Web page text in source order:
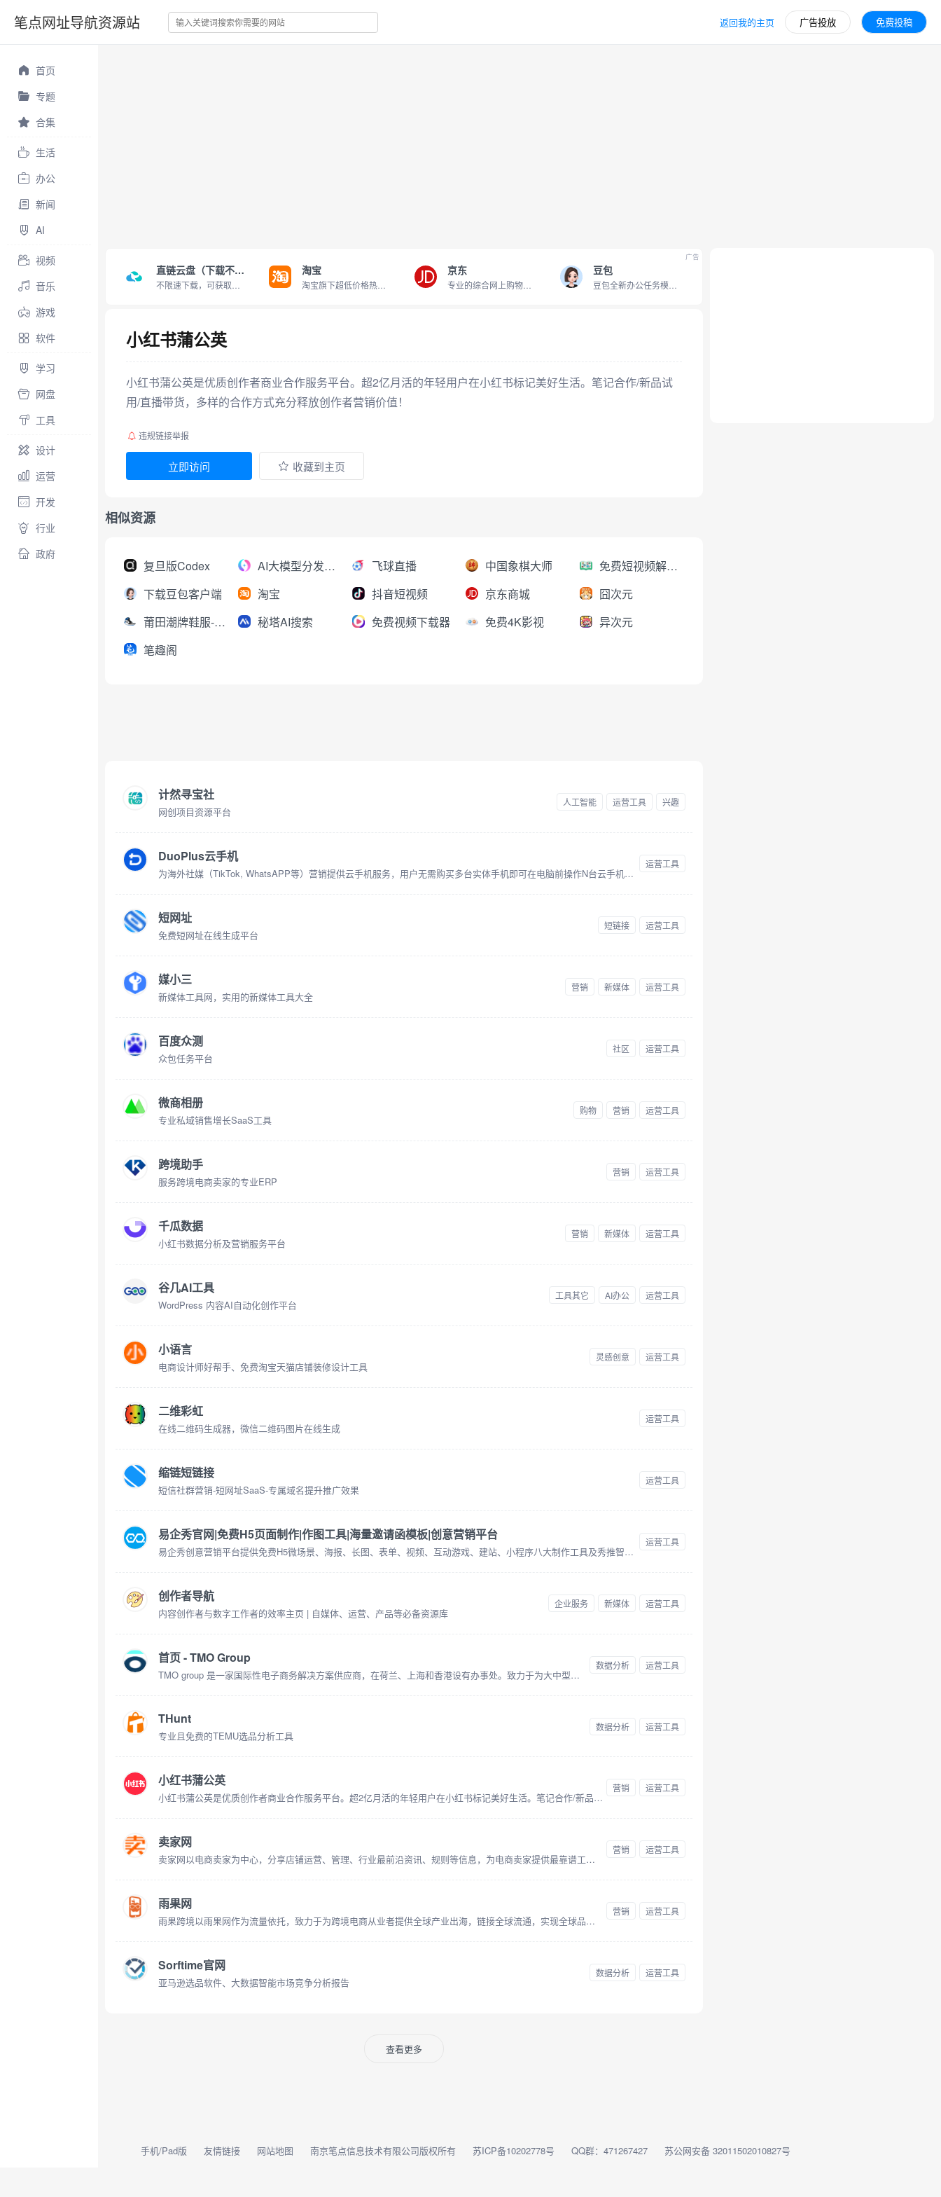
笔点网址导航资源站 返回我的主页 广告投放 免费投稿
首页
专题
合集
生活
办公
新闻
AI
视频
音乐
游戏
软件
学习
网盘
工具
设计
运营
开发
行业
政府
直链云盘（下载不限速） 淘宝 京东 豆包
广告
小红书蒲公英
小红书蒲公英是优质创作者商业合作服务平台。超2亿月活的年轻用户在小红书标记美好生活。笔记合作/新品试
用/直播带货，多样的合作方式充分释放创作者营销价值！
违规链接举报
立即访问 收藏到主页
相似资源
复旦版Codex AI大模型分发平台 飞球直播 中国象棋大师
免费短视频解析下载
下载豆包客户端
淘宝 抖音短视频 京东商城
囧次元
莆田潮牌鞋服-工厂直销
秘塔AI搜索 免费视频下载器 免费4K影视
异次元
笔趣阁
计然寻宝社
网创项目资源平台
人工智能 运营工具 兴趣
DuoPlus云手机
为海外社媒（TikTok, WhatsAPP等）营销提供云手机服务，用户无需购买多台实体手机即可在电脑前操作N台云手机，管理N个社媒账号。
运营工具
短网址
免费短网址在线生成平台
短链接 运营工具
媒小三
新媒体工具网，实用的新媒体工具大全
营销 新媒体 运营工具
百度众测
众包任务平台
社区 运营工具
微商相册
专业私域销售增长SaaS工具
购物 营销 运营工具
跨境助手
服务跨境电商卖家的专业ERP
营销 运营工具
千瓜数据
小红书数据分析及营销服务平台
营销 新媒体 运营工具
谷几AI工具
WordPress 内容AI自动化创作平台
工具其它 AI办公 运营工具
小语言
电商设计师好帮手、免费淘宝天猫店铺装修设计工具
灵感创意 运营工具
二维彩虹
在线二维码生成器，微信二维码图片在线生成
运营工具
缩链短链接
短信社群营销-短网址SaaS-专属域名提升推广效果
运营工具
易企秀官网|免费H5页面制作|作图工具|海量邀请函模板|创意营销平台
易企秀创意营销平台提供免费H5微场景、海报、长图、表单、视频、互动游戏、建站、小程序八大制作工具及秀推智能营销平台，助力企业高效完成内容创意、传播获客、数据管理、效果转化的自营销闭环。
运营工具
创作者导航
内容创作者与数字工作者的效率主页 | 自媒体、运营、产品等必备资源库
企业服务 新媒体 运营工具
首页 - TMO Group
TMO group 是一家国际性电子商务解决方案供应商，在荷兰、上海和香港设有办事处。致力于为大中型企业提供电商网站建设、B2B、跨境电商等移动和云服务领域的前沿技术解决方案。
数据分析 运营工具
THunt
专业且免费的TEMU选品分析工具
数据分析 运营工具
小红书蒲公英
小红书蒲公英是优质创作者商业合作服务平台。超2亿月活的年轻用户在小红书标记美好生活。笔记合作/新品试用/直播带货，多样的合作方式充分释放创作者营销价值！
营销 运营工具
卖家网
卖家网以电商卖家为中心，分享店铺运营、管理、行业最前沿资讯、规则等信息，为电商卖家提供最靠谱工具推荐、干货交流、学习、分享平台，帮助卖家更好更快的学习充电，致力于做中国专业的有影响力的电商卖家综合知识库。
营销 运营工具
雨果网
雨果跨境以雨果网作为流量依托，致力于为跨境电商从业者提供全球产业出海，链接全球流通，实现全球品牌的产业互联网平台，并拥有CCEE跨境智能选品平台，链接起跨境电商平台、服务商、工厂及众多卖家，致力打造集全球开店服务、品牌出海营销、独立站综合解决方案于一体的跨境电商全新生态链条！
营销 运营工具
Sorftime官网
亚马逊选品软件、大数据智能市场竞争分析报告
数据分析 运营工具
查看更多
手机/Pad版 友情链接 网站地图 南京笔点信息技术有限公司版权所有 苏ICP备10202778号 QQ群：471267427 苏公网安备 32011502010827号